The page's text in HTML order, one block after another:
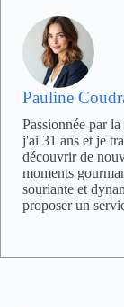
Pauline
Passionnée par
j'ai 31 ans et je
découvrir de
moments
souriante et
proposer un